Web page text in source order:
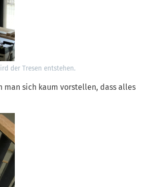
der Tresen entstehen.
sich kaum vorstellen, dass alles